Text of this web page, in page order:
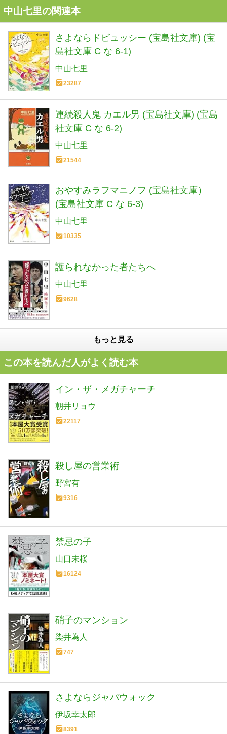
中山七里の関連本
さよならドビュッシー (宝島社文庫) (宝
島社文庫 C な 6-1)
中山七里
23287
連続殺人鬼 カエル男 (宝島社文庫) (宝島
社文庫 C な 6-2)
中山七里
21544
おやすみラフマニノフ (宝島社文庫）
(宝島社文庫 C な 6-3)
中山七里
10335
護られなかった者たちへ
中山七里
9628
もっと見る
この本を読んだ人がよく読む本
イン・ザ・メガチャーチ
朝井リョウ
22117
殺し屋の営業術
野宮有
9316
禁忌の子
山口未桜
16124
硝子のマンション
染井為人
747
さよならジャバウォック
伊坂幸太郎
8391